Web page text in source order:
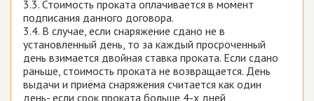
3.3. Стоимость проката оплачивается в момент
подписания данного договора.
3.4. В случае, если снаряжение сдано не в
установленный день, то за каждый просроченный
день взимается двойная ставка проката. Если сдано
раньше, стоимость проката не возвращается. День
выдачи и приёма снаряжения считается как один
день- если срок проката больше 4-х дней